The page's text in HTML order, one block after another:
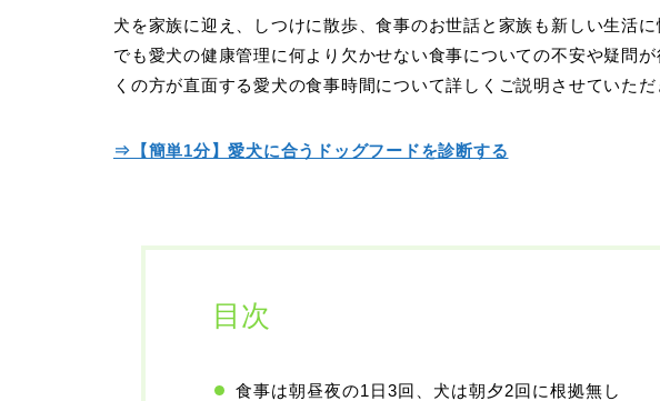
犬を家族に迎え、しつけに散歩、食事のお世話と家族も新しい生活
でも愛犬の健康管理に何より欠かせない食事についての不安や疑問
くの方が直面する愛犬の食事時間について詳しくご説明させていただ
⇒【簡単1分】愛犬に合うドッグフードを診断する
目次
食事は朝昼夜の1日3回、犬は朝夕2回に根拠無し